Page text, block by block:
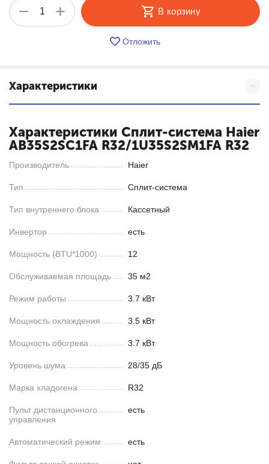
+
− В корзину
Отложить
Характеристики
Характеристики Сплит-система Haier
AB35S2SC1FA R32/1U35S2SM1FA R32
Производитель Haier
Тип Сплит-система
Тип внутреннего блока Кассетный
Инвертор есть
Мощность (BTU*1000) 12
Обслуживаемая площадь 35 м2
Режим работы 3.7 кВт
Мощность охлаждения 3.5 кВт
Мощность обогрева 3.7 кВт
Уровень шума 28/35 дБ
Марка хладогена R32
Пульт дистанционного
управления
есть
Автоматический режим есть